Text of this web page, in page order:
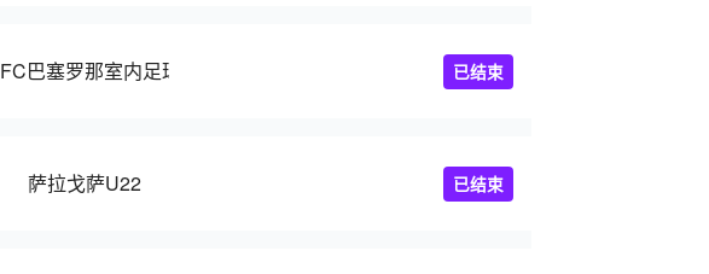
FC巴塞罗那室内足球队 已结束
萨拉戈萨U22 已结束